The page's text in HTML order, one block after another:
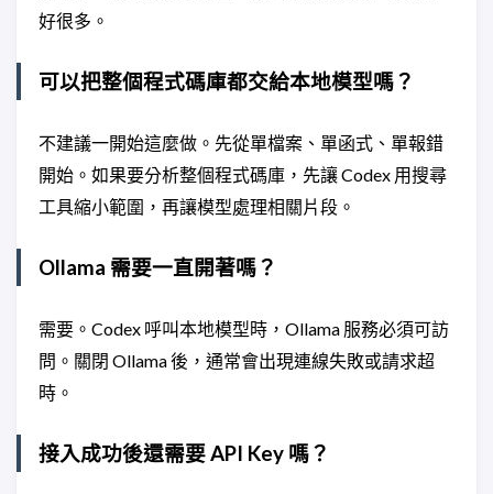
好很多。
可以把整個程式碼庫都交給本地模型嗎？
不建議一開始這麼做。先從單檔案、單函式、單報錯
開始。如果要分析整個程式碼庫，先讓 Codex 用搜尋
工具縮小範圍，再讓模型處理相關片段。
Ollama 需要一直開著嗎？
需要。Codex 呼叫本地模型時，Ollama 服務必須可訪
問。關閉 Ollama 後，通常會出現連線失敗或請求超
時。
接入成功後還需要 API Key 嗎？